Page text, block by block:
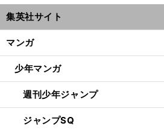
集英社サイト
マンガ
少年マンガ
週刊少年ジャンプ
ジャンプSQ